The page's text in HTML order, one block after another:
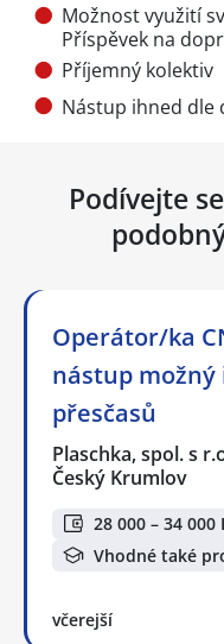
Možnost využití
Příspěvek na
Příjemný kolektiv
Nástup ihned dle
Podívejte
Operátor/ka
nástup
přesčasů
Plaschka, spol. s
Český Krumlov
28 000 – 34 000
Vhodné také
včerejší